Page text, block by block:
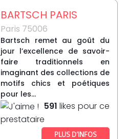
BARTSCH PARIS
Paris 75006
Bartsch remet au goût du
jour l’excellence de savoir-
faire traditionnels en
imaginant des collections de
motifs chics et poétiques
pour les...
591 likes pour ce
prestataire
PLUS D’INFOS